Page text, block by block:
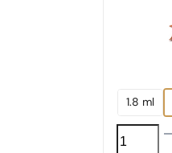
1.8 ml
235